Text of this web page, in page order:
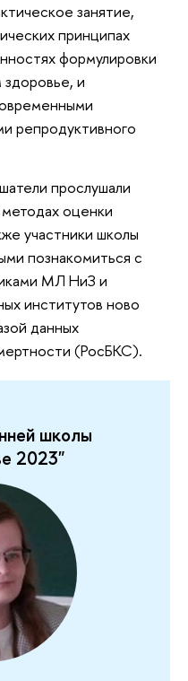
занятие,
принципах
формулировки
и
репродуктивного
прослушали
оценки
участники школы
познакомиться с
МЛ НиЗ и
институтов ново
данных
(РосБКС).
школы
2023"